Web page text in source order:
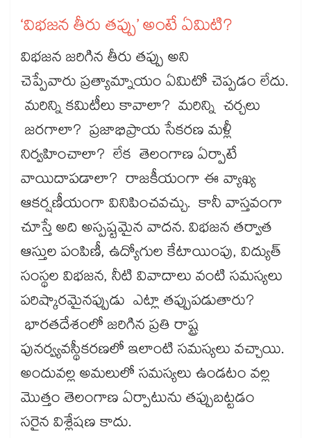
‘విభజన తీరు తప్పు’ అంటే ఏమిటి?
విభజన జరిగిన తీరు తప్పు అని
చెప్పేవారు ప్రత్యామ్నాయం ఏమిటో చెప్పడం లేదు.
మరిన్ని కమిటీలు కావాలా? మరిన్ని చర్చలు
జరగాలా? ప్రజాభిప్రాయ సేకరణ మళ్లీ
నిర్వహించాలా? లేక తెలంగాణ ఏర్పాటే
వాయిదాపడాలా? రాజకీయంగా ఈ వ్యాఖ్య
ఆకర్షణీయంగా వినిపించవచ్చు. కానీ వాస్తవంగా
చూస్తే అది అస్పష్టమైన వాదన. విభజన తర్వాత
ఆస్తుల పంపిణీ, ఉద్యోగుల కేటాయింపు, విద్యుత్
సంస్థల విభజన, నీటి వివాదాలు వంటి సమస్యలు
పరిష్కారమైనప్పుడు ఎట్లా తప్పుపడుతారు?
భారతదేశంలో జరిగిన ప్రతి రాష్ట్ర
పునర్వ్యవస్థీకరణలో ఇలాంటి సమస్యలు వచ్చాయి.
అందువల్ల అమలులో సమస్యలు ఉండటం వల్ల
మొత్తం తెలంగాణ ఏర్పాటును తప్పుబట్టడం
సరైన విశ్లేషణ కాదు.